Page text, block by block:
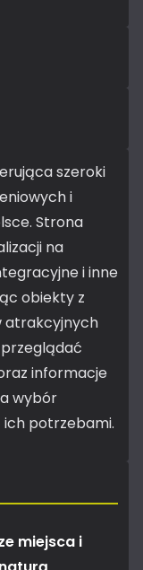
szeroki
i
Strona
na
i inne
obiekty z
atrakcyjnych
informacje
wybór
ich potrzebami.
miejsca i